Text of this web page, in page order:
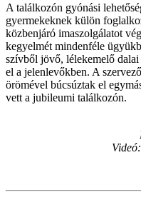
A találkozón gyónási
gyermekeknek külön
közbenjáró imaszolgálatot
kegyelmét mindenféle
szívből jövő, lélekemelő
el a jelenlevőkben. A
örömével búcsúztak el
vett a jubileumi találkozón.